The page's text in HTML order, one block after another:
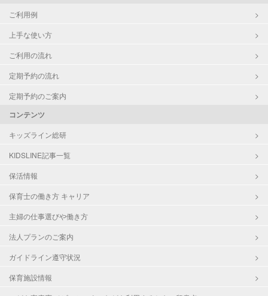
ご利用例
上手な使い方
ご利用の流れ
定期予約の流れ
定期予約のご案内
コンテンツ
キッズライン総研
KIDSLINE記事一覧
保活情報
保育士の働き方 キャリア
主婦の仕事選びや働き方
法人プランのご案内
ガイドライン遵守状況
保育施設情報